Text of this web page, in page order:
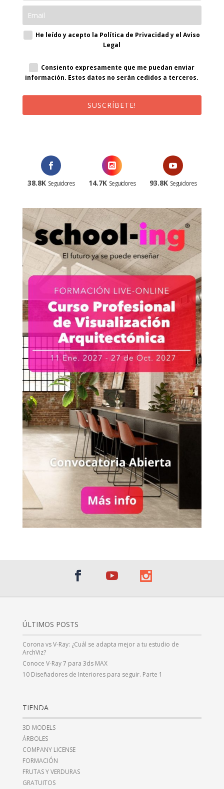
He leído y acepto la Política de Privacidad y el Aviso
Legal
Consiento expresamente que me puedan enviar
información. Estos datos no serán cedidos a terceros.
SUSCRÍBETE!
38.8K Seguidores 14.7K Seguidores 93.8K Seguidores
ÚLTIMOS POSTS
Corona vs V-Ray: ¿Cuál se adapta mejor a tu estudio de
ArchViz?
Conoce V-Ray 7 para 3ds MAX
10 Diseñadores de Interiores para seguir. Parte 1
TIENDA
3D MODELS
ÁRBOLES
COMPANY LICENSE
FORMACIÓN
FRUTAS Y VERDURAS
GRATUITOS